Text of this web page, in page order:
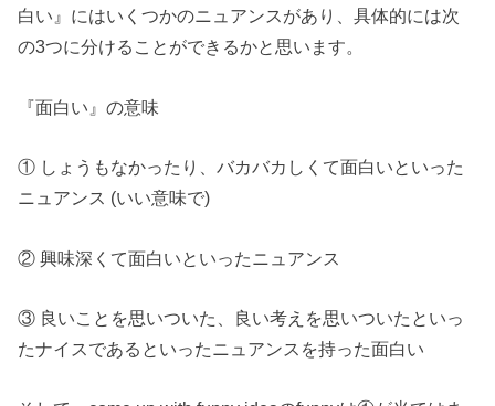
白い』にはいくつかのニュアンスがあり、具体的には次
の3つに分けることができるかと思います。
『面白い』の意味
① しょうもなかったり、バカバカしくて面白いといった
ニュアンス (いい意味で)
② 興味深くて面白いといったニュアンス
③ 良いことを思いついた、良い考えを思いついたといっ
たナイスであるといったニュアンスを持った面白い